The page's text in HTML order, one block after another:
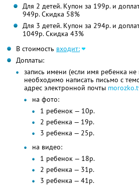
Для 2 детей. Купон за 199р. и
949р. Скидка 58%
Для 3 детей. Купон за 294р. и
1049р. Скидка 43%
В стоимость входит:
Доплаты:
запись имени (если имя ребенка не
необходимо написать письмо с
адрес электронной почты
на фото:
1 ребенок — 10р.
2 ребенка — 19р.
3 ребенка — 25р.
на видео:
1 ребенок — 18р.
2 ребенка — 31р.
3 ребенка — 41р.